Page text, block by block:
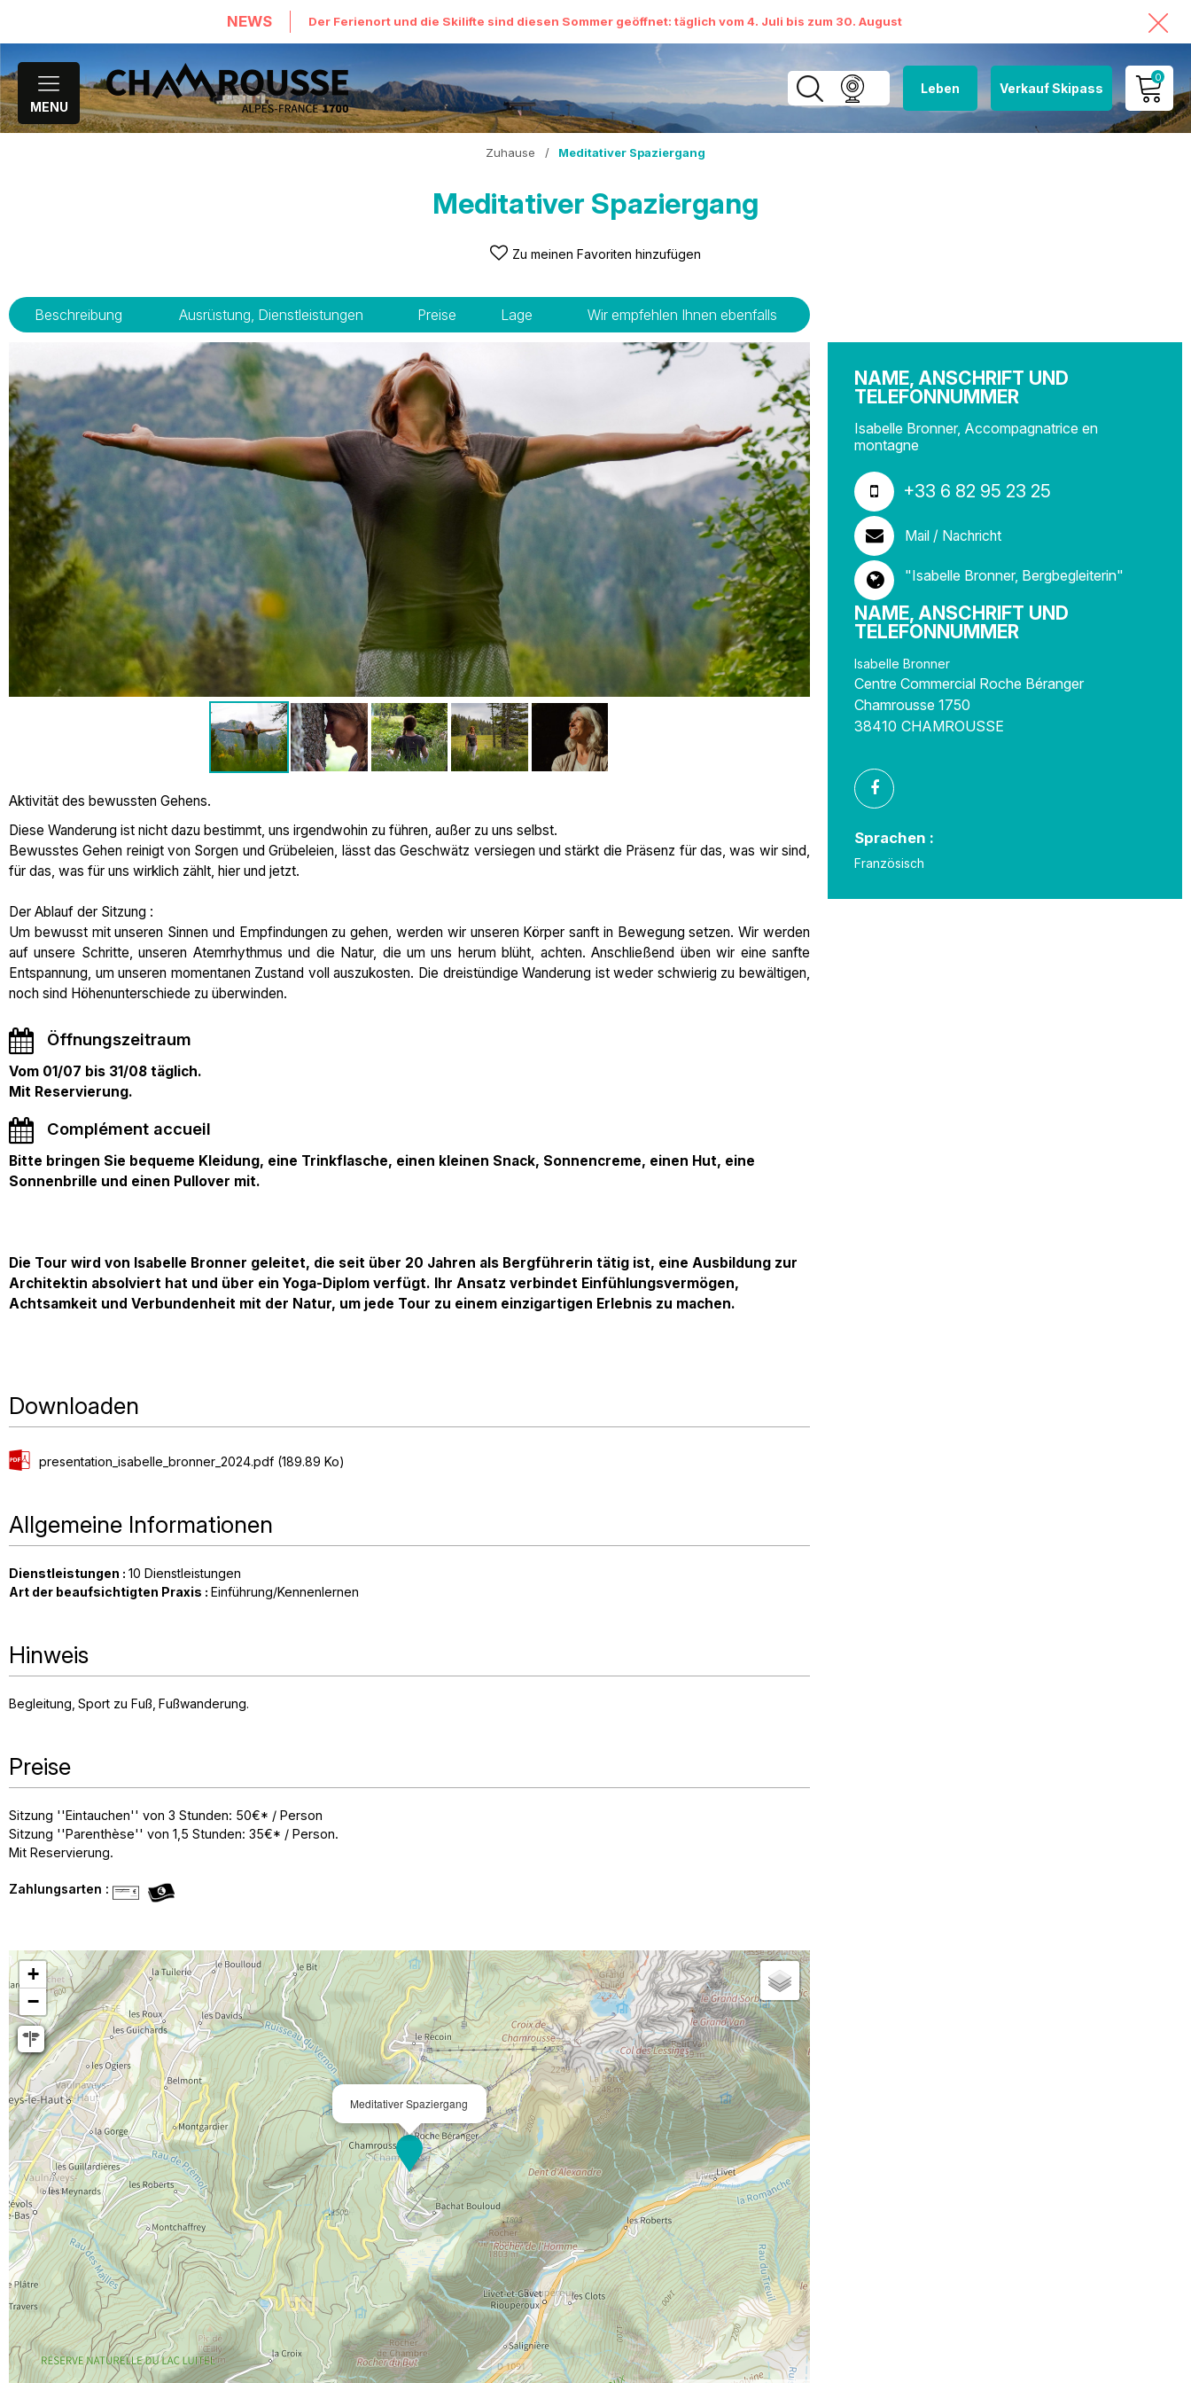
NEWS Der Ferienort und die Skilifte sind diesen Sommer geöffnet: täglich vom 4. Juli bis zum 30. August
MENU
Leben Verkauf Skipass
0
MEIN KONTO
Zuhause / Meditativer Spaziergang
Meditativer Spaziergang
Zu meinen Favoriten hinzufügen
Beschreibung Ausrüstung, Dienstleistungen Preise Lage Wir empfehlen Ihnen ebenfalls
NAME, ANSCHRIFT UND
TELEFONNUMMER
Isabelle Bronner, Accompagnatrice en
montagne
+33 6 82 95 23 25
Mail / Nachricht
"Isabelle Bronner, Bergbegleiterin"
NAME, ANSCHRIFT UND
TELEFONNUMMER
Isabelle Bronner
Centre Commercial Roche Béranger
Chamrousse 1750
38410 CHAMROUSSE
Sprachen :
Französisch
Aktivität des bewussten Gehens.
Diese Wanderung ist nicht dazu bestimmt, uns irgendwohin zu führen, außer zu uns selbst.
Bewusstes Gehen reinigt von Sorgen und Grübeleien, lässt das Geschwätz versiegen und stärkt die Präsenz für das, was wir sind,
für das, was für uns wirklich zählt, hier und jetzt.
Der Ablauf der Sitzung :
Um bewusst mit unseren Sinnen und Empfindungen zu gehen, werden wir unseren Körper sanft in Bewegung setzen. Wir werden
auf unsere Schritte, unseren Atemrhythmus und die Natur, die um uns herum blüht, achten. Anschließend üben wir eine sanfte
Entspannung, um unseren momentanen Zustand voll auszukosten. Die dreistündige Wanderung ist weder schwierig zu bewältigen,
noch sind Höhenunterschiede zu überwinden.
Öffnungszeitraum
Vom 01/07 bis 31/08 täglich.
Mit Reservierung.
Complément accueil
Bitte bringen Sie bequeme Kleidung, eine Trinkflasche, einen kleinen Snack, Sonnencreme, einen Hut, eine
Sonnenbrille und einen Pullover mit.
Die Tour wird von Isabelle Bronner geleitet, die seit über 20 Jahren als Bergführerin tätig ist, eine Ausbildung zur
Architektin absolviert hat und über ein Yoga-Diplom verfügt. Ihr Ansatz verbindet Einfühlungsvermögen,
Achtsamkeit und Verbundenheit mit der Natur, um jede Tour zu einem einzigartigen Erlebnis zu machen.
Downloaden
presentation_isabelle_bronner_2024.pdf (189.89 Ko)
Allgemeine Informationen
Dienstleistungen : 10 Dienstleistungen
Art der beaufsichtigten Praxis : Einführung/Kennenlernen
Hinweis
Begleitung Sport zu Fuß Fußwanderung
Preise
Sitzung ''Eintauchen'' von 3 Stunden: 50€* / Person
Sitzung ''Parenthèse'' von 1,5 Stunden: 35€* / Person.
Mit Reservierung.
Zahlungsarten :
Meditativer Spaziergang
+
−